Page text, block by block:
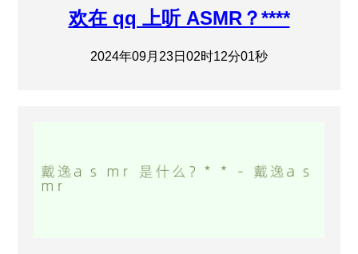
欢在 qq 上听 ASMR？****
2024年09月23日02时12分01秒